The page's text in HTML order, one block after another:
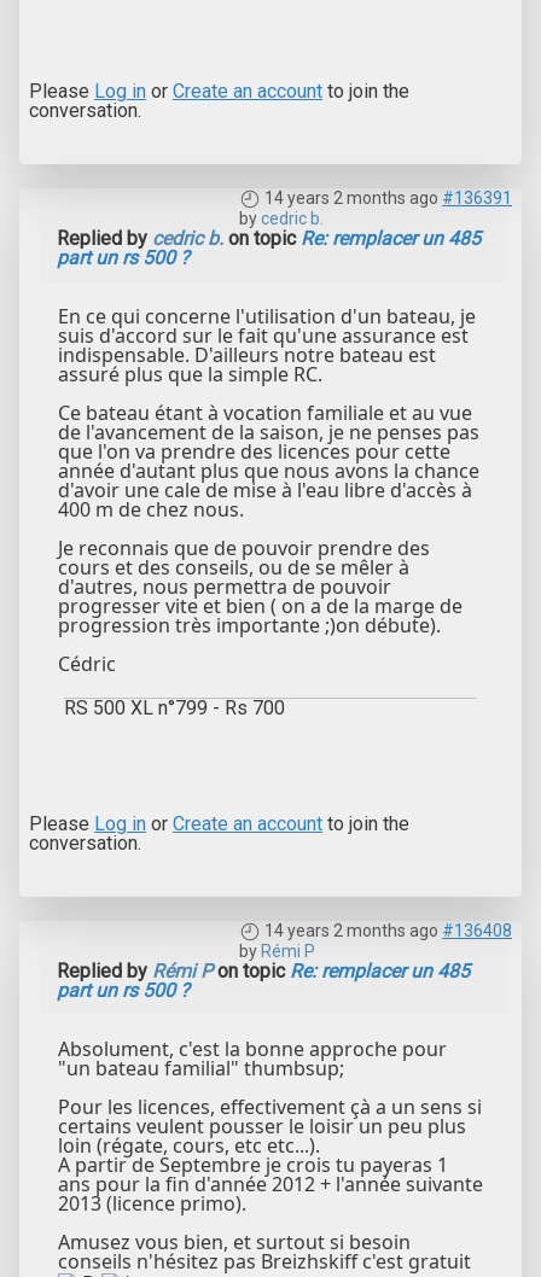
Please Log in or Create an account to join the
conversation.
14 years 2 months ago #136391
bycedric b.
Replied by cedric b. on topic Re: remplacer un 485
part un rs 500 ?
En ce qui concerne l'utilisation d'un bateau, je
suis d'accord sur le fait qu'une assurance est
indispensable. D'ailleurs notre bateau est
assuré plus que la simple RC.
Ce bateau étant à vocation familiale et au vue
de l'avancement de la saison, je ne penses pas
que l'on va prendre des licences pour cette
année d'autant plus que nous avons la chance
d'avoir une cale de mise à l'eau libre d'accès à
400 m de chez nous.
Je reconnais que de pouvoir prendre des
cours et des conseils, ou de se mêler à
d'autres, nous permettra de pouvoir
progresser vite et bien ( on a de la marge de
progression très importante ;)on débute).
Cédric
RS 500 XL n°799 - Rs 700
Please Log in or Create an account to join the
conversation.
14 years 2 months ago #136408
by Rémi P
Replied by Rémi Pon topic Re: remplacer un 485
part un rs 500 ?
Absolument, c'est la bonne approche pour
"un bateau familial" thumbsup;
Pour les licences, effectivement çà a un sens si
certains veulent pousser le loisir un peu plus
loin (régate, cours, etc etc...).
A partir de Septembre je crois tu payeras 1
ans pour la fin d'année 2012 + l'année suivante
2013 (licence primo).
Amusez vous bien, et surtout si besoin
conseils n'hésitez pas Breizhskiff c'est gratuit